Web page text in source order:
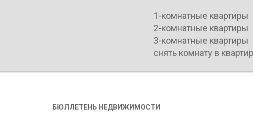
1-комнатные квартиры
2-комнатные квартиры
3-комнатные квартиры
снять комнату в
БЮЛЛЕТЕНЬ НЕДВИЖИМОСТИ